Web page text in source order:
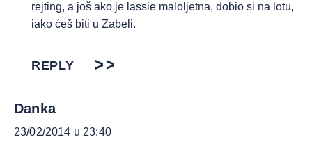
rejting, a još ako je lassie maloljetna, dobio si na lotu,
iako ćeš biti u Zabeli.
REPLY
Danka
23/02/2014 u 23:40